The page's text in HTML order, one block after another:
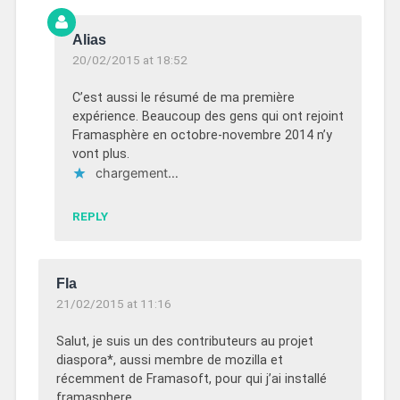
Alias
20/02/2015 at 18:52
C’est aussi le résumé de ma première
expérience. Beaucoup des gens qui ont rejoint
Framasphère en octobre-novembre 2014 n’y
vont plus.
chargement…
REPLY
Fla
21/02/2015 at 11:16
Salut, je suis un des contributeurs au projet
diaspora*, aussi membre de mozilla et
récemment de Framasoft, pour qui j’ai installé